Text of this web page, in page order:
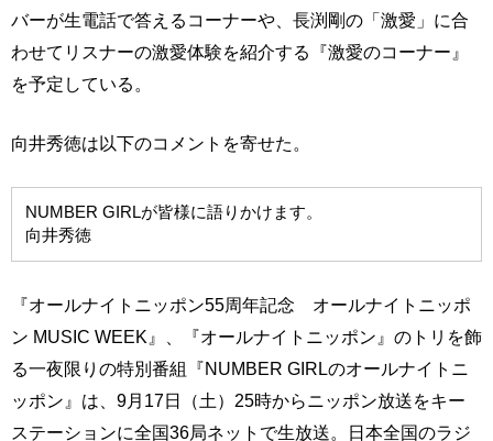
バーが生電話で答えるコーナーや、長渕剛の「激愛」に合
わせてリスナーの激愛体験を紹介する『激愛のコーナー』
を予定している。
向井秀徳は以下のコメントを寄せた。
NUMBER GIRLが皆様に語りかけます。
向井秀徳
『オールナイトニッポン55周年記念 オールナイトニッポ
ン MUSIC WEEK』、『オールナイトニッポン』のトリを飾
る一夜限りの特別番組『NUMBER GIRLのオールナイトニ
ッポン』は、9月17日（土）25時からニッポン放送をキー
ステーションに全国36局ネットで生放送。日本全国のラジ